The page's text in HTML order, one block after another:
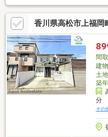
香川県高松市上福岡
間
建
土
築
分
その